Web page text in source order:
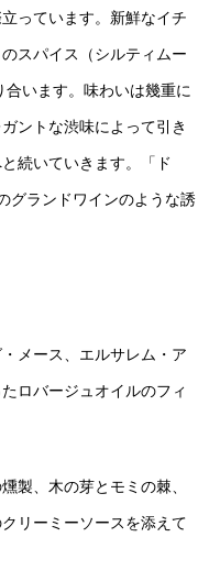
っています。新鮮なイチ
スパイス（シルティムー
います。味わいは幾重に
ントな渋味によって引き
続いていきます。「ド
グランドワインのような誘
メース、エルサレム・ア
ロバージュオイルのフィ
製、木の芽とモミの棘、
リーミーソースを添えて